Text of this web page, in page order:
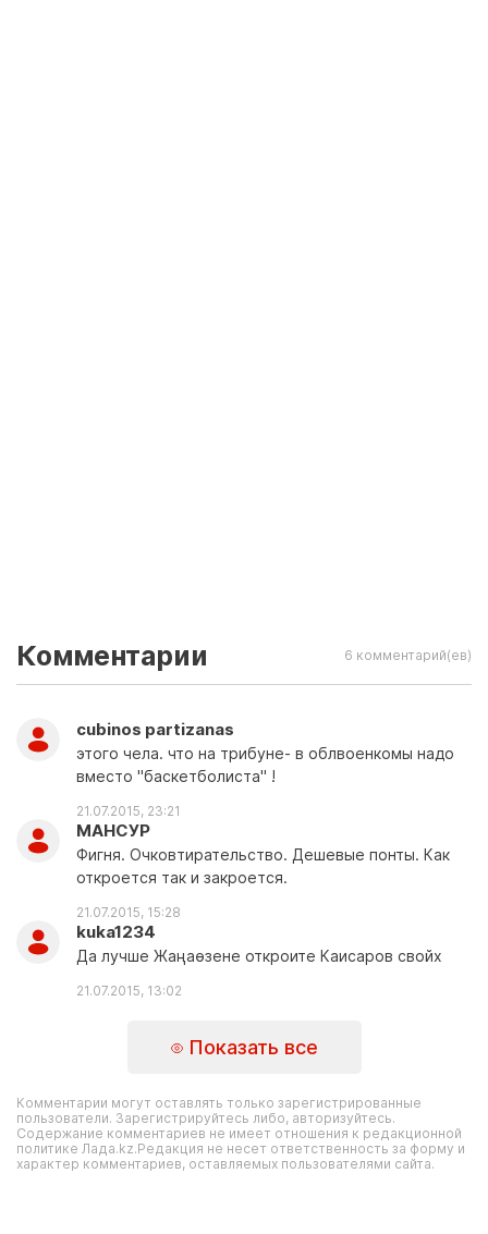
Комментарии 6 комментарий(ев)
cubinos partizanas
этого чела. что на трибуне- в облвоенкомы надо
вместо "баскетболиста" !
21.07.2015, 23:21
МАНСУР
Фигня. Очковтирательство. Дешевые понты. Как
откроется так и закроется.
21.07.2015, 15:28
kuka1234
Да лучше Жаңаөзене откроите Каисаров свойх
21.07.2015, 13:02
Показать все
Комментарии могут оставлять только зарегистрированные
пользователи. Зарегистрируйтесь либо, авторизуйтесь.
Содержание комментариев не имеет отношения к редакционной
политике Лада.kz.Редакция не несет ответственность за форму и
характер комментариев, оставляемых пользователями сайта.